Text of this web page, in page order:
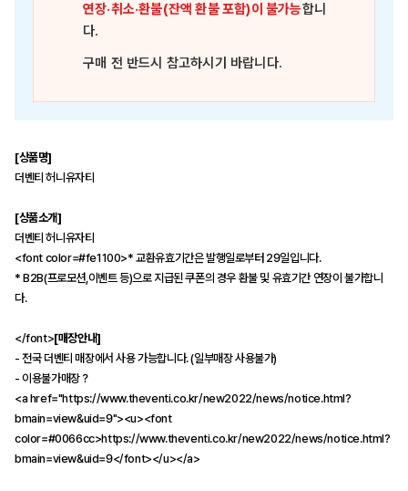
연장·취소·환불(잔액 환불 포함)이 불가능합니
다.
구매 전 반드시 참고하시기 바랍니다.
[상품명]
더벤티 허니유자티
[상품소개]
더벤티 허니유자티
<font color=#fe1100>* 교환유효기간은 발행일로부터 29일입니다.
* B2B(프로모션,이벤트 등)으로 지급된 쿠폰의 경우 환불 및 유효기간 연장이 불가합니
다.
</font>[매장안내]
- 전국 더벤티 매장에서 사용 가능합니다. (일부매장 사용불가)
- 이용불가매장？
<a href="https://www.theventi.co.kr/new2022/news/notice.html?
bmain=view&uid=9"><u><font
color=#0066cc>https://www.theventi.co.kr/new2022/news/notice.html?
bmain=view&uid=9</font></u></a>